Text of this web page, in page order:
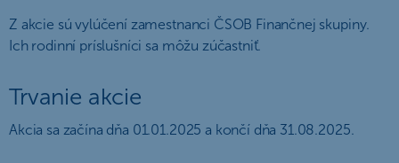
Z akcie sú vylúčení zamestnanci ČSOB Finančnej skupiny.
Ich rodinní príslušníci sa môžu zúčastniť.
Trvanie akcie
Akcia sa začína dňa 01.01.2025 a končí dňa 31.08.2025.